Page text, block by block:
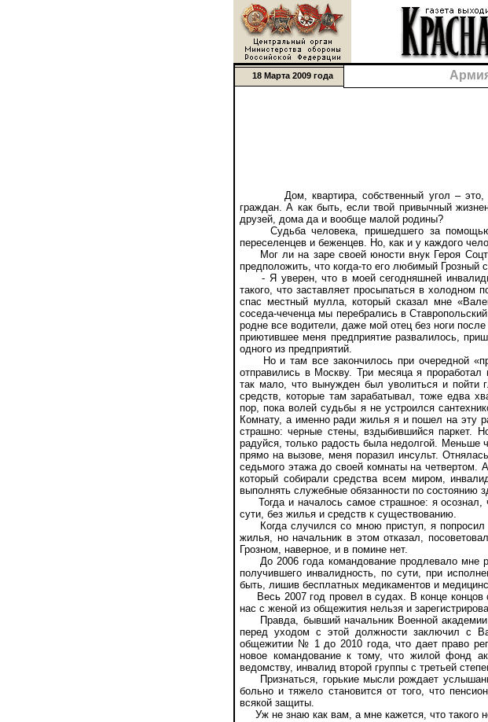
18 Марта 2009 года
Дом, квартира, собственный угол – это,
граждан. А как быть, если твой привычный
друзей, дома да и вообще малой родины?
Судьба человека, пришедшего за помощью
переселенцев и беженцев. Но, как и у каждого
Мог ли на заре своей юности внук Героя
предположить, что когда-то его любимый Грозный
- Я уверен, что в моей сегодняшней
такого, что заставляет просыпаться в
спас местный мулла, который сказал мне
соседа-чеченца мы перебрались в
родне все водители, даже мой отец без ноги
приютившее меня предприятие развалилось,
одного из предприятий.
Но и там все закончилось при очередной
отправились в Москву. Три месяца я
так мало, что вынужден был уволиться и пойти
средств, которые там зарабатывал, тоже едва
пор, пока волей судьбы я не устроился
Комнату, а именно ради жилья я и пошел на эту
страшно: черные стены, вздыбившийся паркет.
радуйся, только радость была недолгой. Меньше
прямо на вызове, меня поразил инсульт.
седьмого этажа до своей комнаты на четвертом.
который собирали средства всем миром,
выполнять служебные обязанности по состоянию
Тогда и началось самое страшное: я осознал,
сути, без жилья и средств к существованию.
Когда случился со мною приступ, я попросил
жилья, но начальник в этом отказал,
Грозном, наверное, и в помине нет.
До 2006 года командование продлевало мне
получившего инвалидность, по сути, при
быть, лишив бесплатных медикаментов и
Весь 2007 год провел в судах. В конце концов
нас с женой из общежития нельзя и
Правда, бывший начальник Военной академии
перед уходом с этой должности заключил с
общежитии № 1 до 2010 года, что дает право
новое командование к тому, что жилой фонд
ведомству, инвалид второй группы с третьей
Признаться, горькие мысли рождает
больно и тяжело становится от того, что
всякой защиты.
Уж не знаю как вам, а мне кажется, что такого